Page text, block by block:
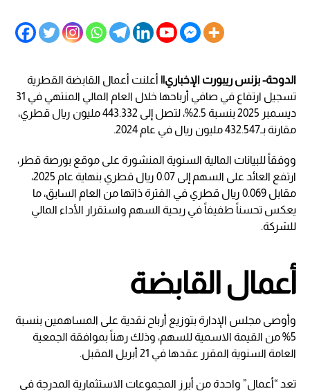
الدوحة- بزنس ريبورت الإخباري|| أعلنت أعمال القابضة القطرية
تسجيل ارتفاع في صافي أرباحها خلال العام المالي المنتهي في 31
ديسمبر 2025 بنسبة 2.5%، لتصل إلى 443.332 مليون ريال قطري،
مقارنة بـ432.547 مليون ريال في عام 2024.
ووفقاً للبيانات المالية السنوية المنشورة على موقع بورصة قطر،
ارتفع العائد على السهم إلى 0.07 ريال قطري بنهاية عام 2025،
مقابل 0.069 ريال قطري في الفترة ذاتها من العام السابق، ما
يعكس تحسناً طفيفاً في ربحية السهم واستقرار الأداء المالي
للشركة.
أعمال القابضة
وأوصى مجلس الإدارة بتوزيع أرباح نقدية على المساهمين بنسبة
5% من القيمة الاسمية للسهم، وذلك رهناً بموافقة الجمعية
العامة السنوية المقرر عقدها في 21 أبريل المقبل.
تعد “أعمال” واحدة من أبرز المجموعات الاستثمارية المدرجة في